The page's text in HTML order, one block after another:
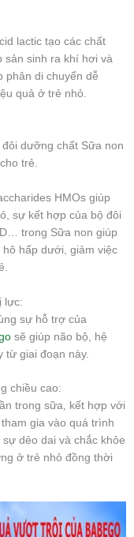
lactic tạo các chất
sản sinh ra khí hơi và
phân di chuyển dễ
quả ở trẻ nhỏ.
dưỡng chất Sữa non
trẻ.
HMOs giúp
sự kết hợp của bộ đôi
trong Sữa non giúp
hấp dưới, giảm việc
lực:
sự hỗ trợ của
sẽ giúp não bộ, hệ
từ giai đoạn này.
chiều cao:
trong sữa, kết hợp với
gia vào quá trình
dẻo dai và chắc khỏe
ở trẻ nhỏ đồng thời